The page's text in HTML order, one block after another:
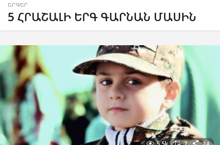
ԵՐԳԵՐ
5 ՀՐԱՇԱԼԻ ԵՐԳ ԳԱՐՆԱՆ ՄԱՍԻՆ